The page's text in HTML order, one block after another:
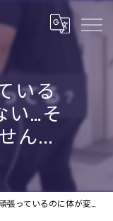
いる
い…そ
ん...
のに体が変わらない…そんな経験ありません...